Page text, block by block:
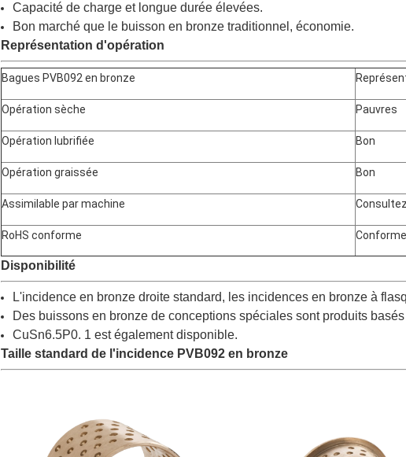
Capacité de charge et longue durée élevées.
Bon marché que le buisson en bronze traditionnel, économie.
Représentation d'opération
Bagues PVB092 en bronze
Opération sèche Pauvres
Opération lubrifiée Bon
Opération graissée Bon
Assimilable par machine
RoHS conforme Conforme
Disponibilité
L'incidence en bronze droite standard, les incidences en bronze à
Des buissons en bronze de conceptions spéciales sont produits
CuSn6.5P0. 1 est également disponible.
Taille standard de l'incidence PVB092 en bronze